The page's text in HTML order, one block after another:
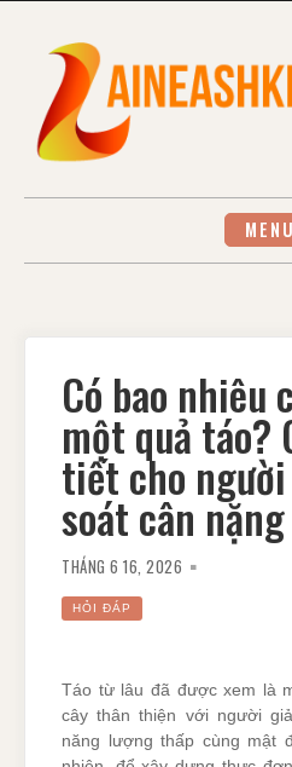
MENU
Có bao nhiêu
một quả táo?
tiết cho
soát cân nặng
THÁNG 6 16, 2026
HỎI ĐÁP
Táo từ lâu đã được xem là
cây thân thiện với người
năng lượng thấp cùng mật